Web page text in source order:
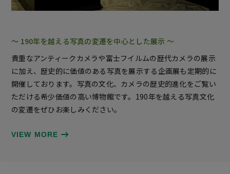
～ 190年を越える写真の変遷を中心とした展示 ～
貴重なアンティークカメラや富士フイルムの歴代カメラの展示
に加え、歴史的に価値のある写真を展示する企画展も定期的に
開催しております。写真の文化、カメラの歴史的進化をご覧い
ただける希少価値の高い博物館です。190年を越える写真文化
の変遷をぜひお楽しみください。
VIEW MORE